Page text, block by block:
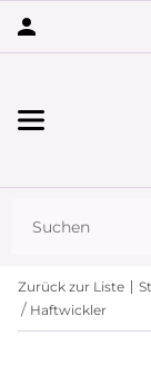
Zurück zur Liste
Haftwickler